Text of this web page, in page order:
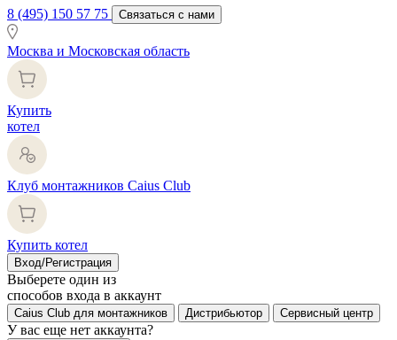
8 (495) 150 57 75 Связаться с нами
Москва и Московская область
Купить
котел
Клуб монтажников Caius Club
Купить котел
Вход/Регистрация
Выберете один из
способов входа в аккаунт
Caius Club для монтажников Дистрибьютор Сервисный центр
У вас еще нет аккаунта?